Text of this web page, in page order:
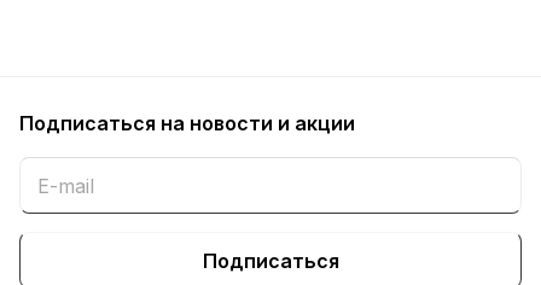
Подписаться на новости и акции
Подписаться